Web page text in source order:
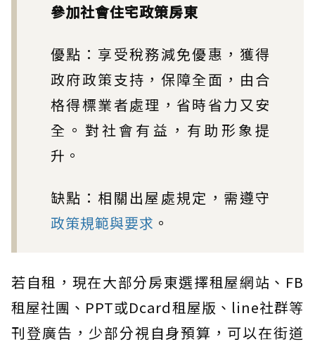
參加社會住宅政策房東
優點：享受稅務減免優惠，獲得
政府政策支持，保障全面，由合
格得標業者處理，省時省力又安
全。對社會有益，有助形象提
升。
缺點：相關出屋處規定，需遵守
政策規範與要求 。
若自租，現在大部分房東選擇租屋網站、FB
租屋社團、PPT或Dcard租屋版、line社群等
刊登廣告，少部分視自身預算，可以在街道